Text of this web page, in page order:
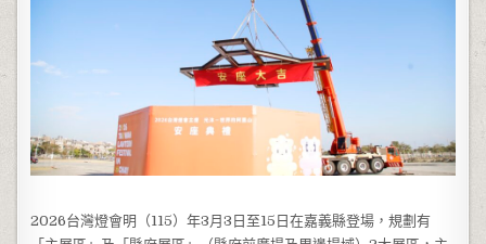
2026台灣燈會明（115）年3月3日至15日在嘉義縣登場，規劃有